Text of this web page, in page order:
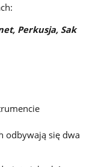
Perkusja, Sak
odbywają się dwa